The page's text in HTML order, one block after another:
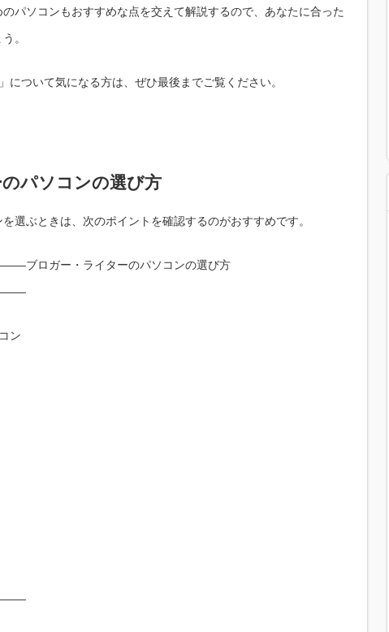
パソコンもおすすめな点を交えて解説するので、あなたに合った
。
について気になる方は、ぜひ最後までご覧ください。
パソコンの選び方
選ぶときは、次のポイントを確認するのがおすすめです。
ー・ライターのパソコンの選び方
ン